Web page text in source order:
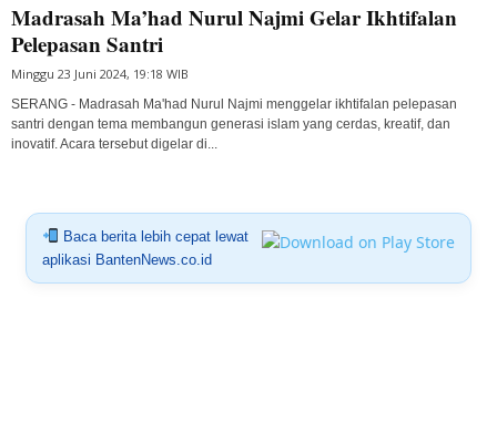
Madrasah Ma’had Nurul Najmi Gelar Ikhtifalan
Pelepasan Santri
Minggu 23 Juni 2024, 19:18 WIB
SERANG - Madrasah Ma'had Nurul Najmi menggelar ikhtifalan pelepasan
santri dengan tema membangun generasi islam yang cerdas, kreatif, dan
inovatif. Acara tersebut digelar di...
Baca berita lebih cepat lewat
aplikasi BantenNews.co.id